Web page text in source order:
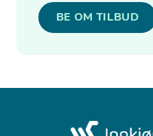
BE OM TILBUD